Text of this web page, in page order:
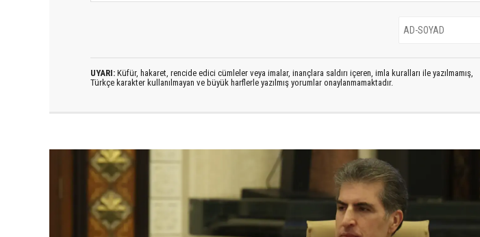
UYARI: Küfür, hakaret, rencide edici cümleler veya imalar, inançlara saldırı içeren, imla kuralları ile yazılmamış,
Türkçe karakter kullanılmayan ve büyük harflerle yazılmış yorumlar onaylanmamaktadır.